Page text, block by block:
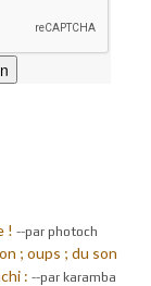
! --par photoch
; oups ; du son
: --par karamba